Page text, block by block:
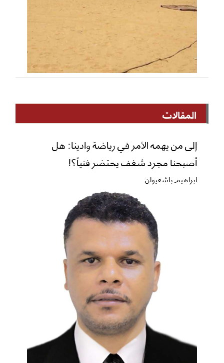
المقالات
إلى من يهمه الأمر في رياضة وادينا: هل
أصبحنا مجرد شغف يحتضر فنياً؟!
ابراهيم باشغيوان